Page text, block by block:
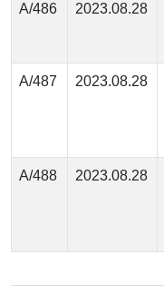
А/486 2023.08.28
А/487 2023.08.28
А/488 2023.08.28